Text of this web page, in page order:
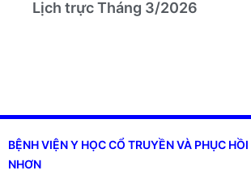
Lịch trực Tháng 3/2026
BỆNH VIỆN Y HỌC CỔ TRUYỀN VÀ PHỤC
NHƠN